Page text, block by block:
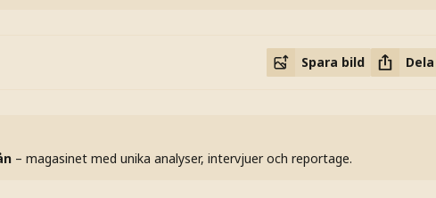
Spara bild Dela
– magasinet med unika analyser, intervjuer och reportage.